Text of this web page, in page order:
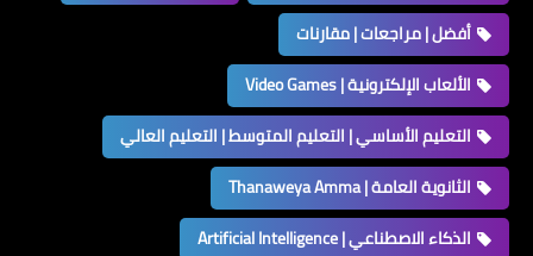
أفضل | مراجعات | مقارنات
الألعاب الإلكترونية | Video Games
التعليم الأساسي | التعليم المتوسط | التعليم العالي
الثانوية العامة | Thanaweya Amma
الذكاء الاصطناعي | Artificial Intelligence